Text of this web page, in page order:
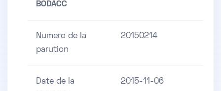
BODACC
Numero de la
parution
20150214
Date de la
2015-11-06